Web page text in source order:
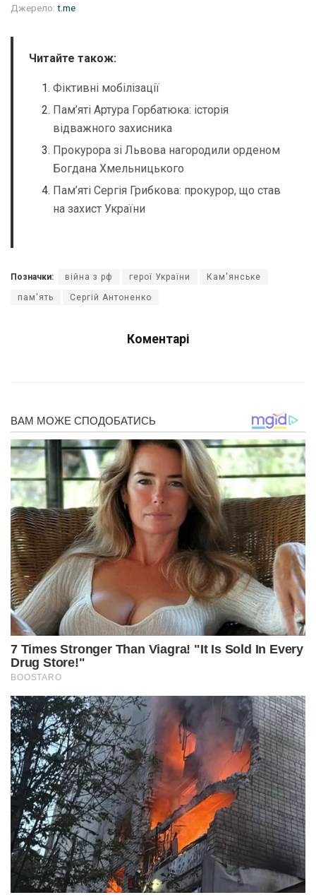
Джерело: t.me
Читайте також:
Фіктивні мобілізації
Пам’яті Артура Горбатюка: історія
відважного захисника
Прокурора зі Львова нагородили орденом
Богдана Хмельницького
Пам’яті Сергія Грибкова: прокурор, що став
на захист України
Позначки: війна з рф герої України Кам'янське
пам'ять Сергій Антоненко
Коментарі